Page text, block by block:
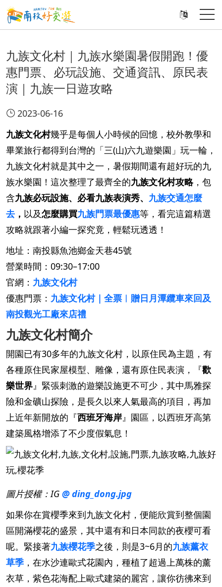
九族文化村｜九族水樂園暑假開跑！優
惠門票、必玩設施、交通資訊、原民表
演｜九族一日遊攻略
2023-06-16
九族文化村幾乎是每個人小時候的回憶，校外教學和
畢業旅行都得到台灣的「三(山)六九遊樂園」玩一輪，
九族文化村就是其中之一，暑假期間還有超好玩的九
族水樂園！這次整理了最齊全的九族文化村攻略，包
含九族必玩設施、必看九族表演秀、 九族交通怎麼
去 ， 以及怎麼購買九族門票最優惠等，看完這篇精選
攻略就跟著小編一探究竟，輕鬆玩透透！
地址：南投縣魚池鄉金天巷45號
營業時間：09:30–17:00
官網： 九族文化村
優惠門票： 九族文化村｜全票︱贈日月潭纜車來回及
南投觀光工廠來店禮
九族文化村簡介
開園已有30多年的九族文化村，以原住民為主題，有
各種原住民家屋模型、雕像，還有原住民表演，『歡
樂世界』緊張刺激的遊樂設施更不可少，其中馬雅探
險和金礦山探險，是長久以來人氣最高的項目，再加
上近年新開放的『西班牙海岸』園區，以西班牙高第
建築風格增添了不少度假氣息！
圖片授權：IG @ ding_dong.jpg
如果你在賞櫻季來到九族文化村，便能欣賞到整個園
區開滿櫻花的盛景，其中還有和日本同款的夜櫻可看
呢。緊接著九族櫻花季之後，則是3~6月的九族薰衣
草季 ，在水沙連歐式花園內，種植了超過上萬株的薰
衣草，紫色花海配上歐式建築的麗宮，讓你彷彿來到